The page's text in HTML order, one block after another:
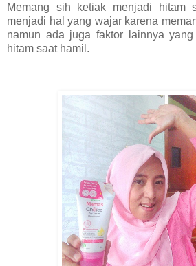
Memang sih ketiak menjadi hitam
menjadi hal yang wajar karena
namun ada juga faktor lainnya
hitam saat hamil.